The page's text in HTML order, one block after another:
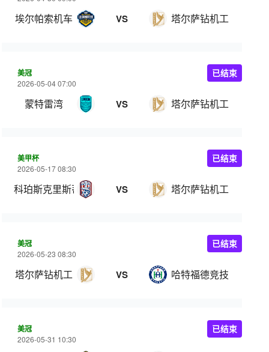
埃尔帕索机车 VS 塔尔萨钻机工
美冠
2026-05-04 07:00
蒙特雷湾 VS 塔尔萨钻机工
已结束
美甲杯
2026-05-17 08:30
科珀斯克里斯蒂 VS 塔尔萨钻机工
已结束
美冠
2026-05-23 08:30
塔尔萨钻机工 VS 哈特福德竞技
已结束
美冠
2026-05-31 10:30
已结束